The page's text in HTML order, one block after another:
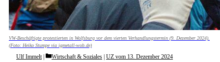
VW-Beschäftigte protestierten in Wolfsburg vor dem vierten Verhandlungstermin (9. Dezember 2024).
(Foto: Heiko Stumpe via igmetall-wob.de)
Ulf Immelt Categories
Wirtschaft & Soziales UZ vom 13. Dezember 2024